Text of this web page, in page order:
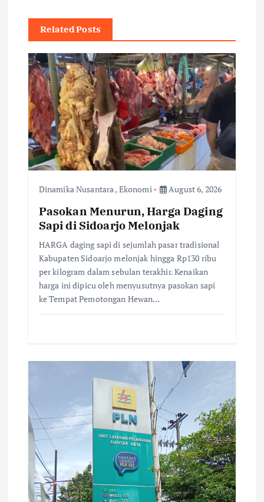
a
v
g
a
t
Related Posts
Dinamika Nusantara , Ekonomi August 6, 2026
Pasokan Menurun, Harga Daging
Sapi di Sidoarjo Melonjak
HARGA daging sapi di sejumlah pasar tradisional
Kabupaten Sidoarjo melonjak hingga Rp130 ribu
per kilogram dalam sebulan terakhir. Kenaikan
harga ini dipicu oleh menyusutnya pasokan sapi
ke Tempat Pemotongan Hewan…